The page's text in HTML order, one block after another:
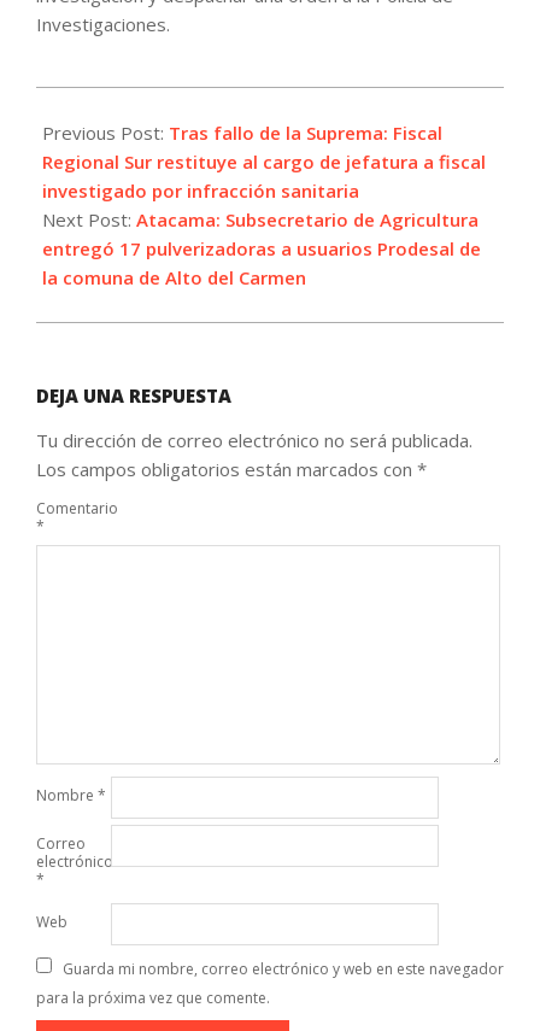
Investigaciones.
06-
09
Previous Post: Tras fallo de la Suprema: Fiscal
Regional Sur restituye al cargo de jefatura a fiscal
investigado por infracción sanitaria
Next Post: Atacama: Subsecretario de Agricultura
entregó 17 pulverizadoras a usuarios Prodesal de
la comuna de Alto del Carmen
DEJA UNA RESPUESTA
Tu dirección de correo electrónico no será publicada.
Los campos obligatorios están marcados con *
Comentario
*
Nombre *
Correo
electrónico
*
Web
Guarda mi nombre, correo electrónico y web en este navegador
para la próxima vez que comente.